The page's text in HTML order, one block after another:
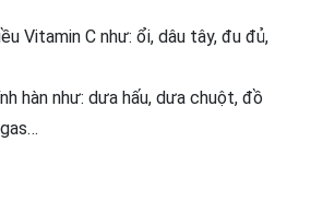
Vitamin C như: ổi, dâu tây, đu đủ,
hàn như: dưa hấu, dưa chuột, đồ